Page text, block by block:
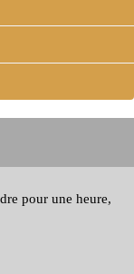
pour une heure,